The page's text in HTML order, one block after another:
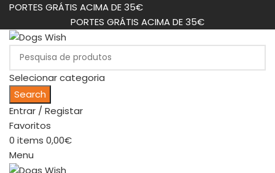
PORTES GRÁTIS ACIMA DE 35€
PORTES GRÁTIS ACIMA DE 35€
Selecionar categoria
Search
Entrar / Registar
Favoritos
0 items 0,00€
Menu